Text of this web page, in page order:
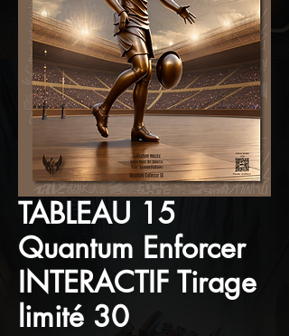
TABLEAU 15
Quantum Enforcer
INTERACTIF Tirage
limité 30